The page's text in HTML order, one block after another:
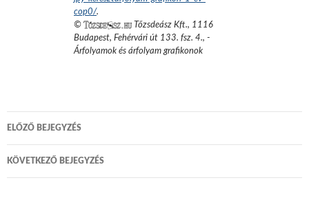
cop0/.
©
Tőzsdeász Kft., 1116
Budapest, Fehérvári út 133. fsz. 4., -
Árfolyamok és árfolyam grafikonok
Bejegyzés
navigáció
ELŐZŐ BEJEGYZÉS
KÖVETKEZŐ BEJEGYZÉS